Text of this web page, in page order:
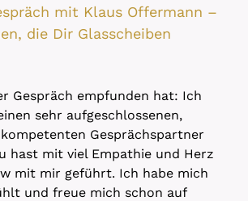
mit Klaus Offermann –
die Dir Glasscheiben
Gespräch empfunden hat: Ich
sehr aufgeschlossenen,
Gesprächspartner
hast mit viel Empathie und Herz
mit mir geführt. Ich habe mich
und freue mich schon auf